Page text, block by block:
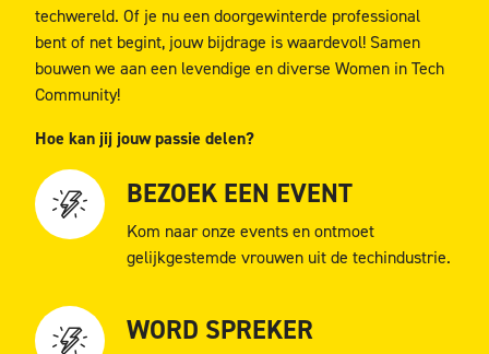
techwereld. Of je nu een doorgewinterde professional
bent of net begint, jouw bijdrage is waardevol! Samen
bouwen we aan een levendige en diverse Women in Tech
Community!
Hoe kan jij jouw passie delen?
BEZOEK EEN EVENT
Kom naar onze events en ontmoet
gelijkgestemde vrouwen uit de techindustrie.
WORD SPREKER